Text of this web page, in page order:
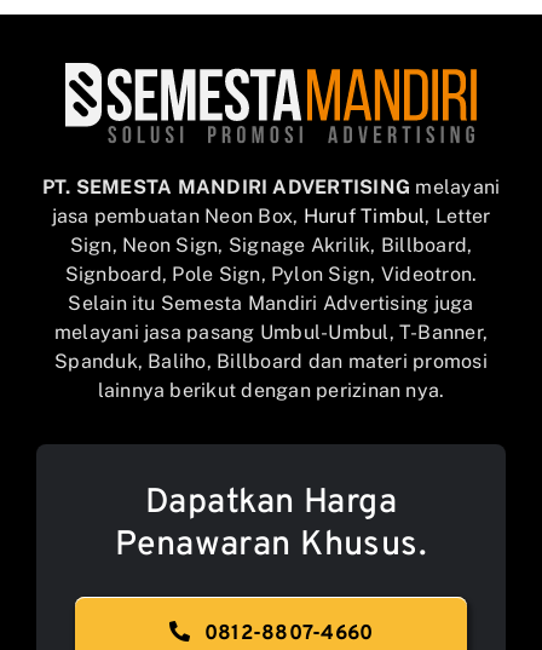
PT. SEMESTA MANDIRI ADVERTISING melayani
jasa pembuatan Neon Box, Huruf Timbul, Letter
Sign, Neon Sign, Signage Akrilik, Billboard,
Signboard, Pole Sign, Pylon Sign, Videotron.
Selain itu Semesta Mandiri Advertising juga
melayani jasa pasang Umbul-Umbul, T-Banner,
Spanduk, Baliho, Billboard dan materi promosi
lainnya berikut dengan perizinan nya.
Dapatkan Harga
Penawaran Khusus.
0812-8807-4660